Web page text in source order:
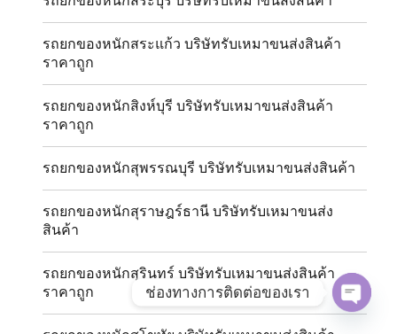
รถยกของหนักสระแก้ว บริษัทรับเหมาขนส่งสินค้า
ราคาถูก
รถยกของหนักสิงห์บุรี บริษัทรับเหมาขนส่งสินค้า
ราคาถูก
รถยกของหนักสุพรรณบุรี บริษัทรับเหมาขนส่งสินค้า
รถยกของหนักสุราษฎร์ธานี บริษัทรับเหมาขนส่ง
สินค้า
รถยกของหนักสุรินทร์ บริษัทรับเหมาขนส่งสินค้า
ราคาถูก
ช่องทางการติดต่อของเรา
OPEN